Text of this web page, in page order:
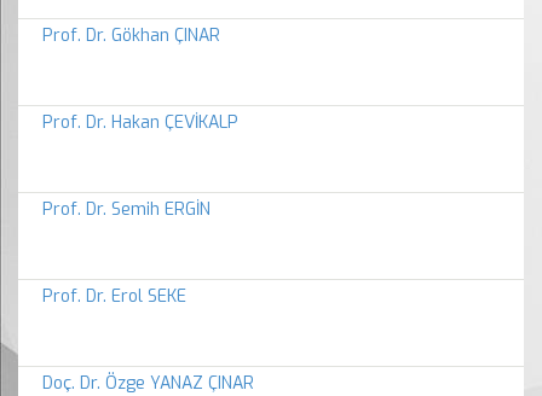
Prof. Dr. Gökhan ÇINAR
Prof. Dr. Hakan ÇEVİKALP
Prof. Dr. Semih ERGİN
Prof. Dr. Erol SEKE
Doç. Dr. Özge YANAZ ÇINAR